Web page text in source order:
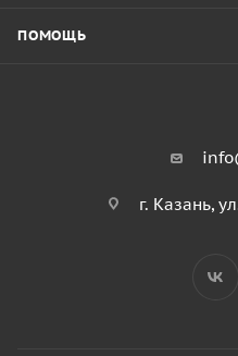
ПОМОЩЬ
г. Казань,